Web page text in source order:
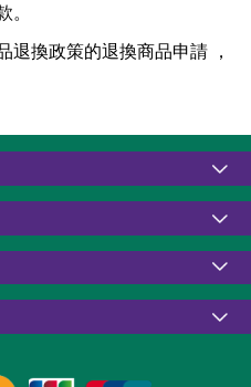
。
退換政策的退換商品申請 ，